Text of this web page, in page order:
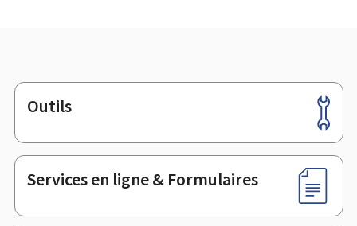
Pied
de
page
Outils
Services en ligne & Formulaires